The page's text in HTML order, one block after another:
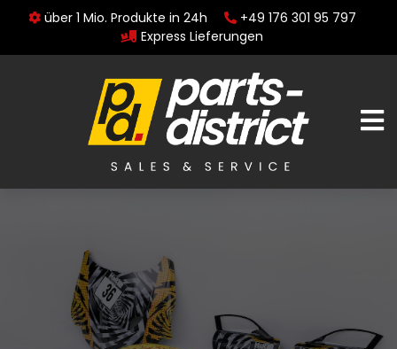
über 1 Mio. Produkte in 24h
+49 176 301 95 797
Express Lieferungen